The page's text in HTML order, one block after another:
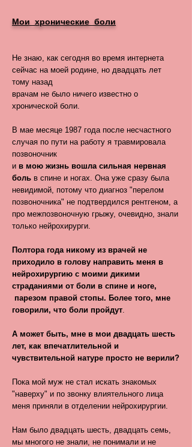
Мои хронические боли
Не знаю, как сегодня во время интернета
сейчас на моей родине, но двадцать лет
тому назад
врачам не было ничего известно о
хронической боли.
В мае месяце 1987 года после несчастного
случая по пути на работу я травмировала
позвоночник
и в мою жизнь вошла сильная нервная
боль в спине и ногах. Она уже сразу была
невидимой, потому что диагноз "перелом
позвоночника" не подтвердился рентгеном, а
про межпозвоночную грыжу, очевидно, знали
только нейрохирурги.
Полтора года никому из врачей не
приходило в голову направить меня в
нейрохирургию с моими дикими
страданиями от боли в спине и ноге,
парезом правой стопы. Более того, мне
говорили, что боли пройдут.
А может быть, мне в мои двадцать шесть
лет, как впечатлительной и
чувствительной натуре просто не верили?
Пока мой муж не стал искать знакомых
"наверху" и по звонку влиятельного лица
меня приняли в отделении нейрохирургии.
Нам было двадцать шесть, двадцать семь,
мы многого не знали, не понимали и не